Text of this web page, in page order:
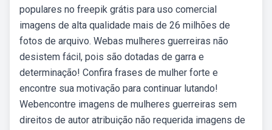
populares no freepik grátis para uso comercial
imagens de alta qualidade mais de 26 milhões de
fotos de arquivo. Webas mulheres guerreiras não
desistem fácil, pois são dotadas de garra e
determinação! Confira frases de mulher forte e
encontre sua motivação para continuar lutando!
Webencontre imagens de mulheres guerreiras sem
direitos de autor atribuição não requerida imagens de